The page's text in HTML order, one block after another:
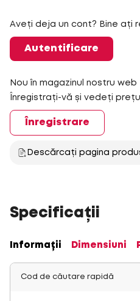
Aveți deja un cont? Bine ați
Autentificare
Nou în magazinul nostru
Înregistrați-vă și vedeți
Înregistrare
Descărcați pagina
Specificații
Informații Dimensiuni
Cod de căutare rapidă